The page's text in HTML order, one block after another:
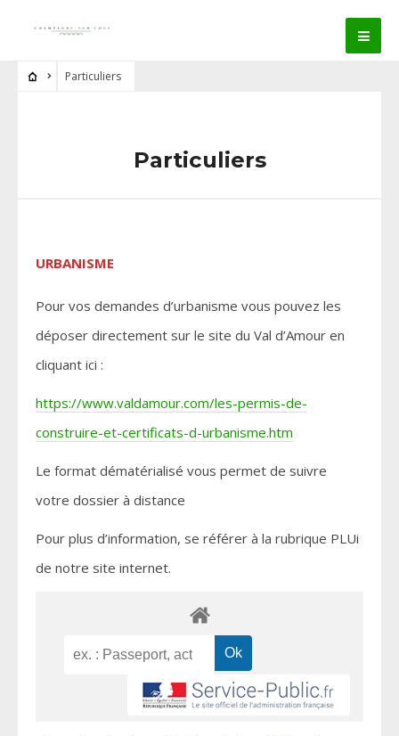
Particuliers
Particuliers
URBANISME
Pour vos demandes d’urbanisme vous pouvez les
déposer directement sur le site du Val d’Amour en
cliquant ici :
https://www.valdamour.com/les-permis-de-
construire-et-certificats-d-urbanisme.htm
Le format dématérialisé vous permet de suivre
votre dossier à distance
Pour plus d’information, se référer à la rubrique PLUi
de notre site internet.